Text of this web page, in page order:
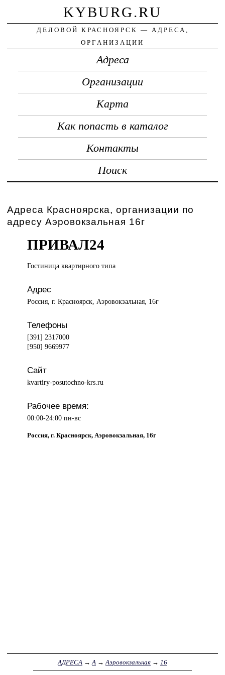
KYBURG.RU
ДЕЛОВОЙ КРАСНОЯРСК — АДРЕСА,
ОРГАНИЗАЦИИ
Адреса
Организации
Карта
Как попасть в каталог
Контакты
Поиск
Адреса Красноярска, организации по
адресу Аэровокзальная 16г
ПРИВАЛ24
Гостиница квартирноготипа
Адрес
Россия, г. Красноярск, Аэровокзальная, 16г
Телефоны
[391] 2317000
[950] 9669977
Сайт
kvartiry-posutochno-krs.ru
Рабочее время:
00:00-24:00 пн-вс
Россия, г. Красноярск, Аэровокзальная, 16г
АДРЕСА → А → Аэровокзальная → 16